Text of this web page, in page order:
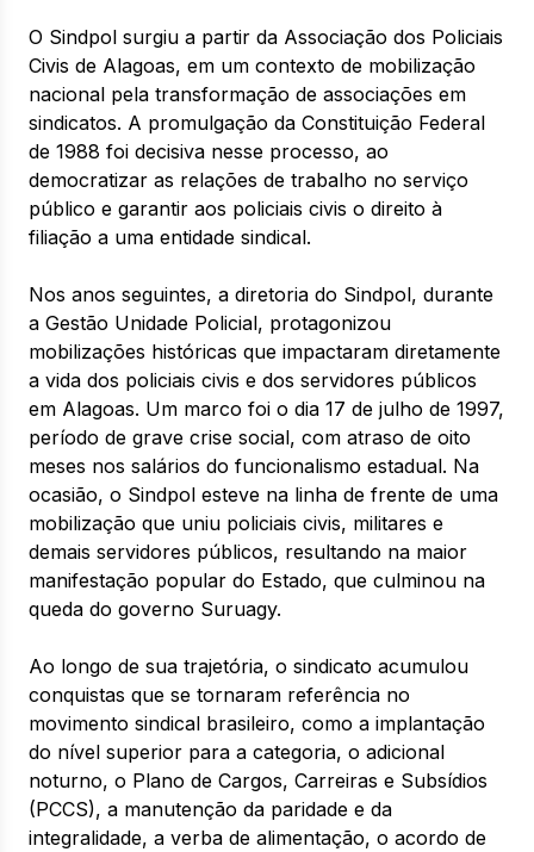
O Sindpol surgiu a partir da Associação dos Policiais
Civis de Alagoas, em um contexto de mobilização
nacional pela transformação de associações em
sindicatos. A promulgação da Constituição Federal
de 1988 foi decisiva nesse processo, ao
democratizar as relações de trabalho no serviço
público e garantir aos policiais civis o direito à
filiação a uma entidade sindical.
Nos anos seguintes, a diretoria do Sindpol, durante
a Gestão Unidade Policial, protagonizou
mobilizações históricas que impactaram diretamente
a vida dos policiais civis e dos servidores públicos
em Alagoas. Um marco foi o dia 17 de julho de 1997,
período de grave crise social, com atraso de oito
meses nos salários do funcionalismo estadual. Na
ocasião, o Sindpol esteve na linha de frente de uma
mobilização que uniu policiais civis, militares e
demais servidores públicos, resultando na maior
manifestação popular do Estado, que culminou na
queda do governo Suruagy.
Ao longo de sua trajetória, o sindicato acumulou
conquistas que se tornaram referência no
movimento sindical brasileiro, como a implantação
do nível superior para a categoria, o adicional
noturno, o Plano de Cargos, Carreiras e Subsídios
(PCCS), a manutenção da paridade e da
integralidade, a verba de alimentação, o acordo de